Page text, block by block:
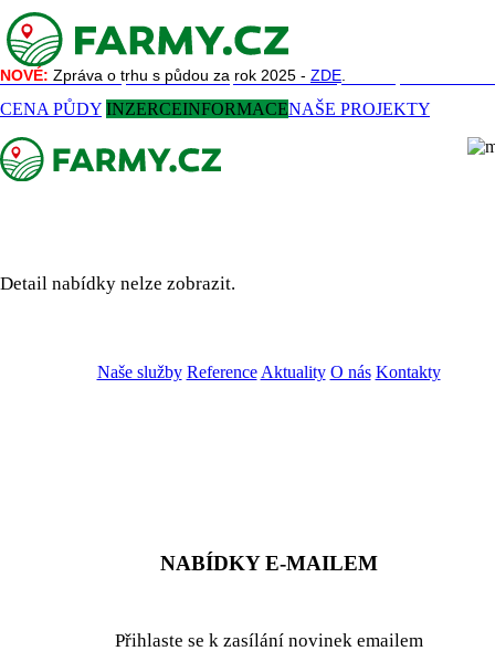
NAŠE SLUŽBY REFERENCE AKTUALITY O NÁS
NOVÉ: Zpráva o trhu s půdou za rok 2025 - ZDE
CENA PŮDY INZERCEINFORMACENAŠE PROJEKTY
NOVÉ: Zpráva o trhu s půdou za rok 2025 - ZDE
Detail nabídky nelze zobrazit.
Naše služby Reference Aktuality O nás Kontakty
NABÍDKY E-MAILEM
Přihlaste se k zasílání novinek emailem